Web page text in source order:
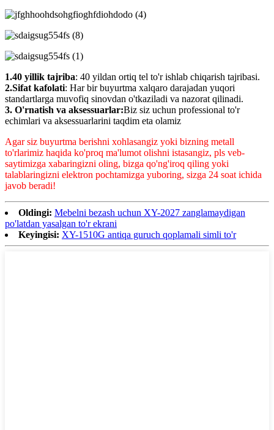
1.40 yillik tajriba: 40 yildan ortiq tel to'r ishlab chiqarish tajribasi.
2.Sifat kafolati: Har bir buyurtma xalqaro darajadan yuqori
standartlarga muvofiq sinovdan o'tkaziladi va nazorat qilinadi.
3. O'rnatish va aksessuarlar:Biz siz uchun professional to'r
echimlari va aksessuarlarini taqdim eta olamiz
Agar siz buyurtma berishni xohlasangiz yoki bizning metall
to'rlarimiz haqida ko'proq ma'lumot olishni istasangiz, pls veb-
saytimizga xabaringizni oling, bizga qo'ng'iroq qiling yoki
talablaringizni elektron pochtamizga yuboring, sizga 24 soat ichida
javob beradi!
Oldingi: Mebelni bezash uchun XY-2027 zanglamaydigan
po'latdan yasalgan to'r ekrani
Keyingisi: XY-1510G antiqa guruch qoplamali simli to'r